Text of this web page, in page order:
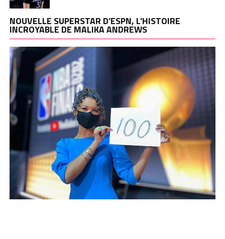
NOUVELLE SUPERSTAR D’ESPN, L’HISTOIRE
INCROYABLE DE MALIKA ANDREWS